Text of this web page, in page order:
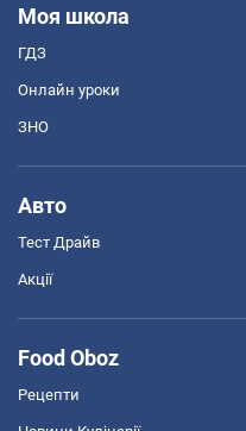
Моя школа
ГДЗ
Онлайн уроки
ЗНО
Авто
Тест Драйв
Акції
Food Oboz
Рецепти